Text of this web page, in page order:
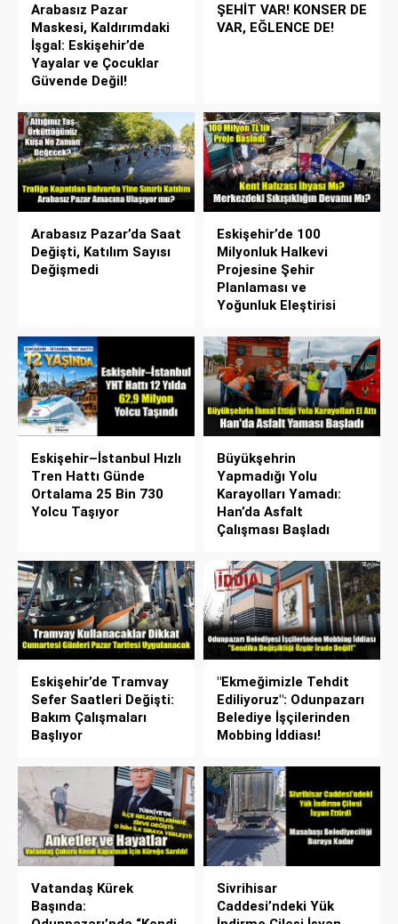
Arabasız Pazar
Maskesi, Kaldırımdaki
İşgal: Eskişehir’de
Yayalar ve Çocuklar
Güvende Değil!
ŞEHİT VAR! KONSER DE
VAR, EĞLENCE DE!
Arabasız Pazar’da Saat
Değişti, Katılım Sayısı
Değişmedi
Eskişehir’de 100
Milyonluk Halkevi
Projesine Şehir
Planlaması ve
Yoğunluk Eleştirisi
Eskişehir–İstanbul Hızlı
Tren Hattı Günde
Ortalama 25 Bin 730
Yolcu Taşıyor
Büyükşehrin
Yapmadığı Yolu
Karayolları Yamadı:
Han’da Asfalt
Çalışması Başladı
Eskişehir’de Tramvay
Sefer Saatleri Değişti:
Bakım Çalışmaları
Başlıyor
"Ekmeğimizle Tehdit
Ediliyoruz": Odunpazarı
Belediye İşçilerinden
Mobbing İddiası!
Vatandaş Kürek
Başında:
Sivrihisar
Caddesi’ndeki Yük